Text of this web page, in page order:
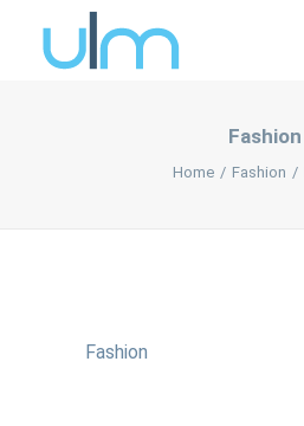
Fashion
Home Fashion
Fashion